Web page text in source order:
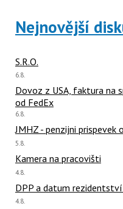
pro
nový
názor
Nejnovější
S.R.O.
Poslední
6.8.
Dovoz z USA, faktura na
od FedEx
Poslední
6.8.
JMHZ - penzijni prispevek
Poslední
5.8.
Kamera na pracovišti
Poslední
4.8.
DPP a datum
Poslední
4.8.